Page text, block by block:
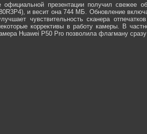
презентации получил свежее
и весит она 744 МБ. Обновление
чувствительность сканера
коррективы в работу камеры. В
Huawei P50 Pro позволила флагману